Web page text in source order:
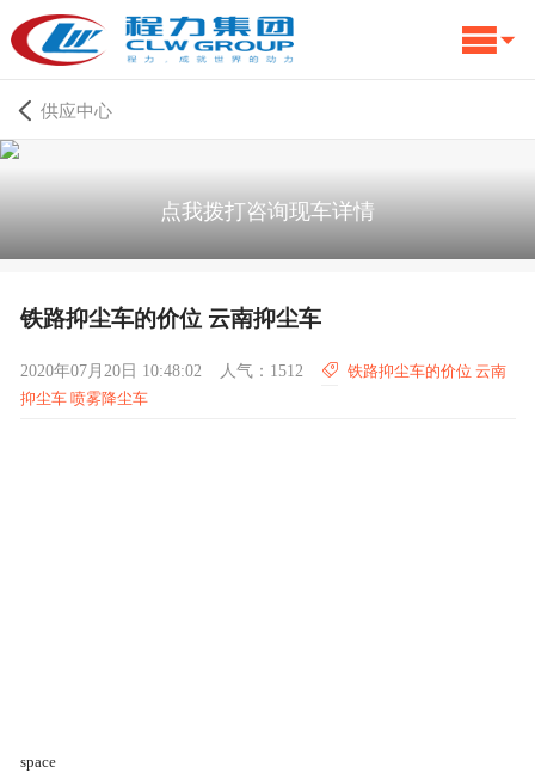
供应中心
点我拨打咨询现车详情
铁路抑尘车的价位 云南抑尘车
2020年07月20日 10:48:02 人气：1512
铁路抑尘车的价位 云南
抑尘车 喷雾降尘车
space